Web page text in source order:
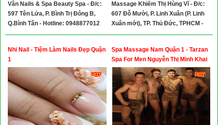
Vân Nails & Spa Beauty Spa - Đ/c:
597 Tên Lửa, P. Bình Trị Đông B,
Q.Bình Tân - Hotline: 0948877012
Massage Khiếm Thị Hùng Vĩ - Đ/c:
607 Đỗ Mười, P. Linh Xuân (P. Linh
Xuân mới), TP. Thủ Đức, TPHCM -
Tel: 0933846149
Nhi Nail - Tiệm Làm Nails Đẹp Quận
1
Spa Massage Nam Quận 1 - Tarzan
Spa For Men Nguyễn Thị Minh Khai
Quận 1